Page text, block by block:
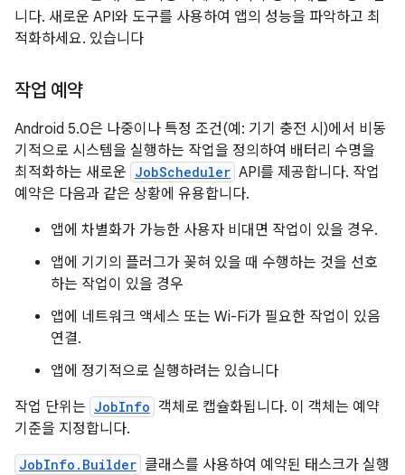
니다. 새로운 API와 도구를 사용하여 앱의 성능을 파악하고 최
적화하세요. 있습니다
작업 예약
Android 5.0은 나중이나 특정 조건(예: 기기 충전 시)에서 비동
기적으로 시스템을 실행하는 작업을 정의하여 배터리 수명을
최적화하는 새로운 JobScheduler API를 제공합니다. 작업
예약은 다음과 같은 상황에 유용합니다.
앱에 차별화가 가능한 사용자 비대면 작업이 있을 경우.
앱에 기기의 플러그가 꽂혀 있을 때 수행하는 것을 선호
하는 작업이 있을 경우
앱에 네트워크 액세스 또는 Wi-Fi가 필요한 작업이 있음
연결.
앱에 정기적으로 실행하려는 있습니다
작업 단위는 JobInfo 객체로 캡슐화됩니다. 이 객체는 예약
기준을 지정합니다.
JobInfo.Builder 클래스를 사용하여 예약된 태스크가 실행